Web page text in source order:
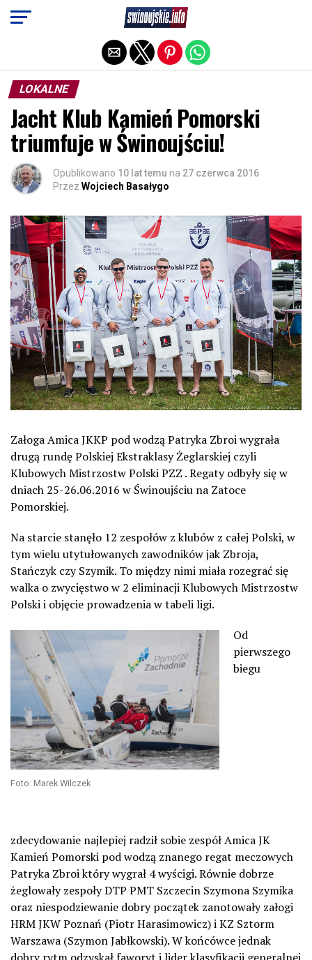
LOKALNE
Jacht Klub Kamień Pomorski
triumfuje w Świnoujściu!
Opublikowano 10 lat temu na 27 czerwca 2016
Przez Wojciech Basałygo
Załoga Amica JKKP pod wodzą Patryka Zbroi wygrała
drugą rundę Polskiej Ekstraklasy Żeglarskiej czyli
Klubowych Mistrzostw Polski PZZ . Regaty odbyły się w
dniach 25-26.06.2016 w Świnoujściu na Zatoce
Pomorskiej.
Na starcie stanęło 12 zespołów z klubów z całej Polski, w
tym wielu utytułowanych zawodników jak Zbroja,
Stańczyk czy Szymik. To między nimi miała rozegrać się
walka o zwycięstwo w 2 eliminacji Klubowych Mistrzostw
Polski i objęcie prowadzenia w tabeli ligi.
Foto: Marek Wilczek
Od
pierwszego
biegu
zdecydowanie najlepiej radził sobie zespół Amica JK
Kamień Pomorski pod wodzą znanego regat meczowych
Patryka Zbroi który wygrał 4 wyścigi. Równie dobrze
żeglowały zespoły DTP PMT Szczecin Szymona Szymika
oraz niespodziewanie dobry początek zanotowały załogi
HRM JKW Poznań (Piotr Harasimowicz) i KZ Sztorm
Warszawa (Szymon Jabłkowski). W końcówce jednak
Exit mobile version